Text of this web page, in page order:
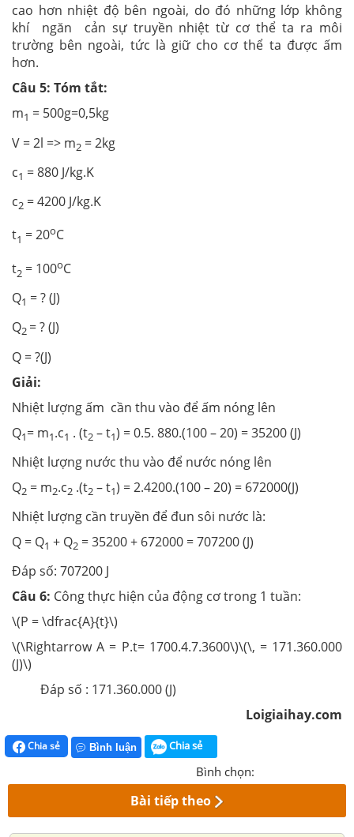
cao hơn nhiệt độ bên ngoài, do đó những lớp không
khí ngăn cản sự truyền nhiệt từ cơ thể ta ra môi
trường bên ngoài, tức là giữ cho cơ thể ta được ấm
hơn.
Câu 5: Tóm tắt:
m1 = 500g=0,5kg
V = 2l => m2 = 2kg
c1 = 880 J/kg.K
c2 = 4200 J/kg.K
t1 = 20oC
t2 = 100oC
Q1 = ? (J)
Q2 = ? (J)
Q = ?(J)
Giải:
Nhiệt lượng ấm cần thu vào để ấm nóng lên
Q1= m1.c1 . (t2 – t1) = 0.5. 880.(100 – 20) = 35200 (J)
Nhiệt lượng nước thu vào để nước nóng lên
Q2 = m2.c2 .(t2 – t1) = 2.4200.(100 – 20) = 672000(J)
Nhiệt lượng cần truyền để đun sôi nước là:
Q = Q1 + Q2 = 35200 + 672000 = 707200 (J)
Đáp số: 707200 J
Câu 6: Công thực hiện của động cơ trong 1 tuần:
\(P = \dfrac{A}{t}\)
\(\Rightarrow A = P.t= 1700.4.7.3600\)\(\, = 171.360.000
(J)\)
Đáp số : 171.360.000 (J)
Loigiaihay.com
Chia sẻ Bình luận Chia sẻ
Bình chọn:
Bài tiếp theo